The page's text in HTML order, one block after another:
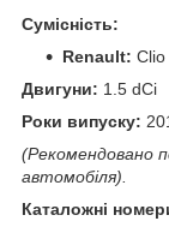
Сумісність:
Renault:
Двигуни: 1.5 dCi
Роки випуску:
(Рекомендовано
автомобіля).
Каталожні